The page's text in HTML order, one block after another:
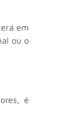
em
ou o
é